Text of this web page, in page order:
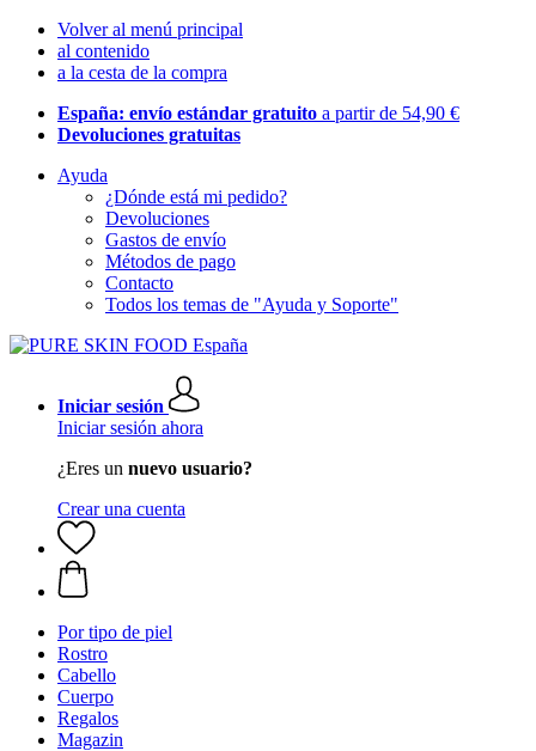
Volver al menú principal
al contenido
a la cesta de la compra
España: envío estándar gratuito a partir de 54,90 €
Devoluciones gratuitas
Ayuda
¿Dónde está mi pedido?
Devoluciones
Gastos de envío
Métodos de pago
Contacto
Todos los temas de "Ayuda y Soporte"
Iniciar sesión
Iniciar sesión ahora
¿Eres un nuevo usuario?
Crear una cuenta
Por tipo de piel
Rostro
Cabello
Cuerpo
Regalos
Magazin